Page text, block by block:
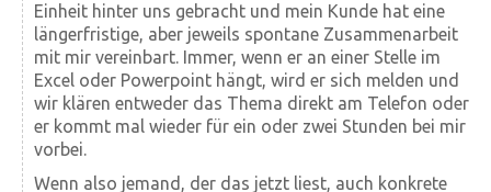
Einheit hinter uns gebracht und mein Kunde hat eine
längerfristige, aber jeweils spontane Zusammenarbeit
mit mir vereinbart. Immer, wenn er an einer Stelle im
Excel oder Powerpoint hängt, wird er sich melden und
wir klären entweder das Thema direkt am Telefon oder
er kommt mal wieder für ein oder zwei Stunden bei mir
vorbei.
Wenn also jemand, der das jetzt liest, auch konkrete